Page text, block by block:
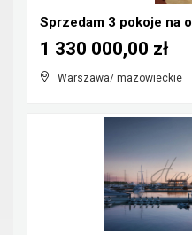
Sprzedam 3 pokoje na
Warszawa/ mazowieckie
1 330 000,00 zł